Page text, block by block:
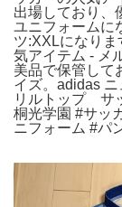
出場しており、
ユニフォームに
ツ:XXLになりま
気アイテム - メ
美品で保管して
イズ。adidas
リルトップ サ
桐光学園 #サッ
ニフォーム #パ